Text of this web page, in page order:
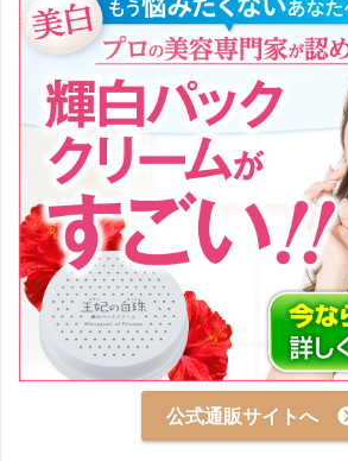
公式通販サイトへ